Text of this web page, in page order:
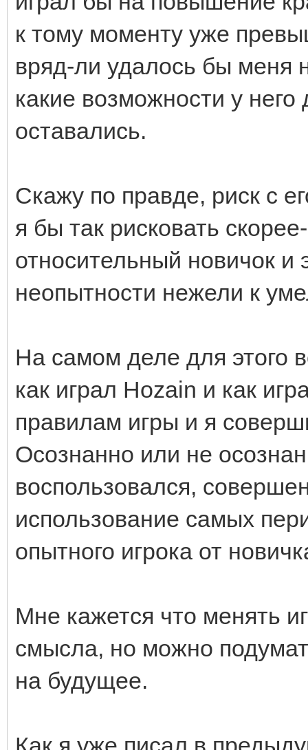
к тому моменту уже
вряд-ли удалось бы меня
какие возможности у
оставались.
Скажу по правде, риск с
я бы так рисковать
относительный новичок и
неопытности нежели к
На самом деле для этого
как играл Hozain и как
правилам игры и я
Осознанно или не
воспользовался,
использование самых
опытного игрока от
Мне кажется что менять
смысла, но можно
на будущее.